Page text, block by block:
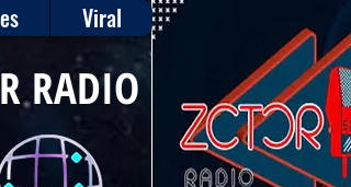
Viral
RADIO